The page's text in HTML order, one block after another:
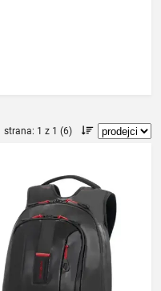
strana: 1 z 1 (6)